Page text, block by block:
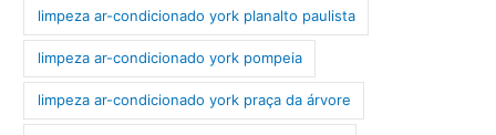
limpeza ar-condicionado york planalto paulista
limpeza ar-condicionado york pompeia
limpeza ar-condicionado york praça da árvore